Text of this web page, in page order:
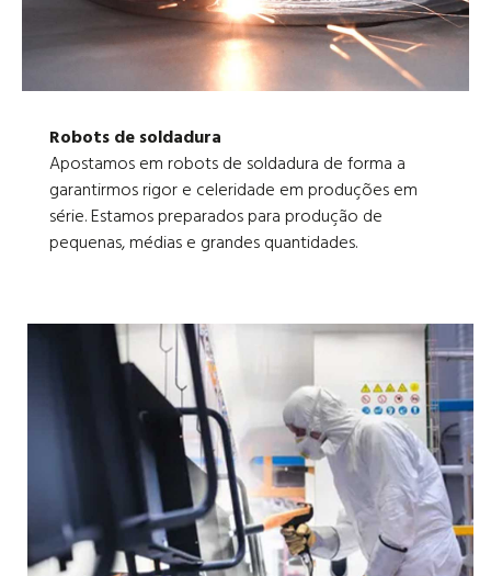
Robots de soldadura
Apostamos em robots de soldadura de forma a
garantirmos rigor e celeridade em produções em
série. Estamos preparados para produção de
pequenas, médias e grandes quantidades.